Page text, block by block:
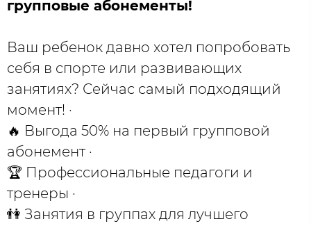
групповые абонементы!
Ваш ребенок давно хотел попробовать
себя в спорте или развивающих
занятиях? Сейчас самый подходящий
момент! ·
🔥 Выгода 50% на первый групповой
абонемент ·
🏆 Профессиональные педагоги и
тренеры ·
👫 Занятия в группах для лучшего